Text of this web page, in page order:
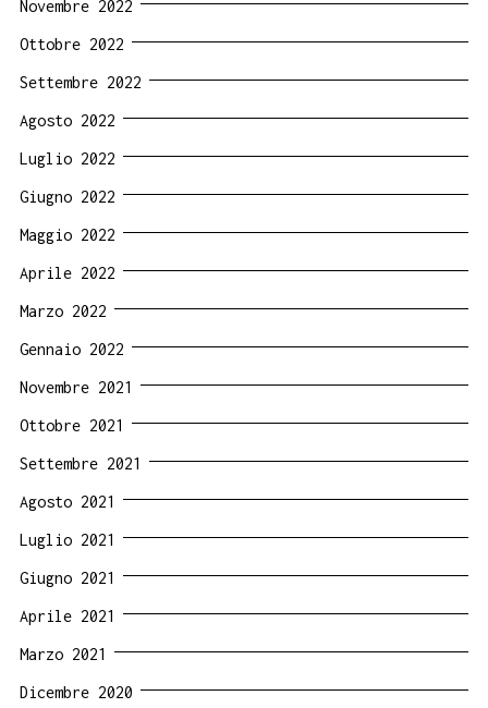
Novembre 2022
Ottobre 2022
Settembre 2022
Agosto 2022
Luglio 2022
Giugno 2022
Maggio 2022
Aprile 2022
Marzo 2022
Gennaio 2022
Novembre 2021
Ottobre 2021
Settembre 2021
Agosto 2021
Luglio 2021
Giugno 2021
Aprile 2021
Marzo 2021
Dicembre 2020